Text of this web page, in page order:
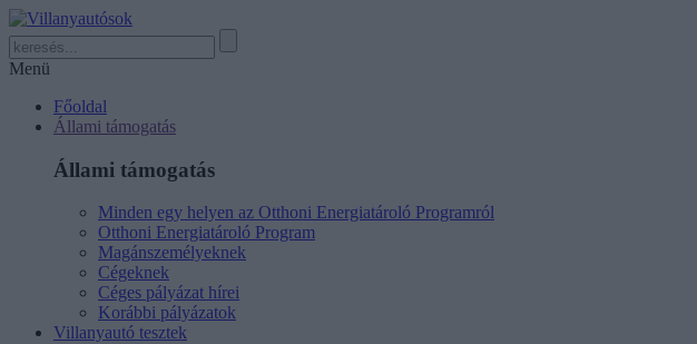
Menü
Főoldal
Állami támogatás
Állami támogatás
Minden egy helyen az Otthoni Energiatároló Programról
Otthoni Energiatároló Program
Magánszemélyeknek
Cégeknek
Céges pályázat hírei
Korábbi pályázatok
Villanyautó tesztek